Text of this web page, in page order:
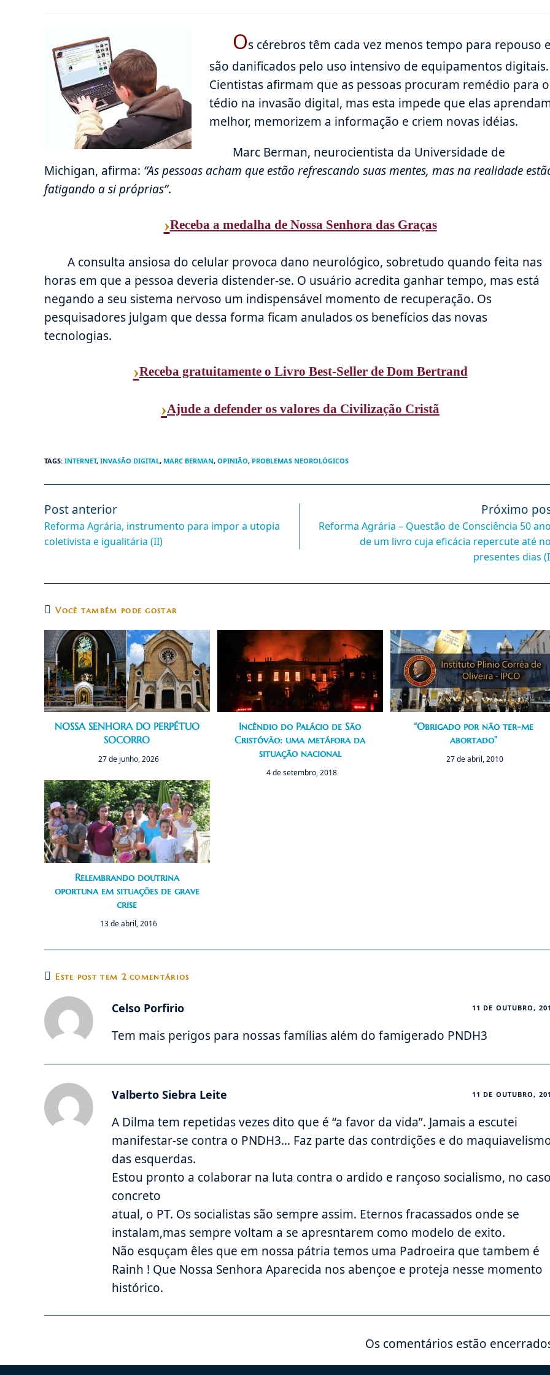
Os cérebros têm cada vez menos tempo para repouso
são danificados pelo uso intensivo de equipamentos digitais.
Cientistas afirmam que as pessoas procuram remédio para o
tédio na invasão digital, mas esta impede que elas
melhor, memorizem a informação e criem novas idéias.
Marc Berman, neurocientista da Universidade de
Michigan, afirma: “As pessoas acham que estão refrescando suas mentes, mas na realidade
fatigando a si próprias”.
›Receba a medalha de Nossa Senhora das Graças
A consulta ansiosa do celular provoca dano neurológico, sobretudo quando feita nas
horas em que a pessoa deveria distender-se. O usuário acredita ganhar tempo, mas está
negando a seu sistema nervoso um indispensável momento de recuperação. Os
pesquisadores julgam que dessa forma ficam anulados os benefícios das novas
tecnologias.
›Receba gratuitamente o Livro Best-Seller de Dom Bertrand
›Ajude a defender os valores da Civilização Cristã
TAGS: INTERNET, INVASÃO DIGITAL, MARC BERMAN, OPINIÃO, PROBLEMAS NEOROLÓGICOS
Leia
artigos
Post anterior
Reforma Agrária, instrumento para impor a utopia
coletivista e igualitária (II)
Próximo
Reforma Agrária – Questão de Consciência 50
de um livro cuja eficácia repercute até
presentes dias
Você também pode gostar
NOSSA SENHORA DO PERPÉTUO
SOCORRO
27 de junho, 2026
Incêndio do Palácio de São
Cristóvão: uma metáfora da
situação nacional
4 de setembro, 2018
“Obrigado por não ter-me
abortado”
27 de abril, 2010
Relembrando doutrina
oportuna em situações de grave
crise
13 de abril, 2016
Este post tem 2 comentários
Celso Porfirio 11 DE OUTUBRO,
Tem mais perigos para nossas famílias além do famigerado PNDH3
Valberto Siebra Leite 11 DE OUTUBRO,
A Dilma tem repetidas vezes dito que é “a favor da vida”. Jamais a escutei
manifestar-se contra o PNDH3… Faz parte das contrdições e do
das esquerdas.
Estou pronto a colaborar na luta contra o ardido e rançoso socialismo, no
concreto
atual, o PT. Os socialistas são sempre assim. Eternos fracassados onde se
instalam,mas sempre voltam a se apresntarem como modelo de exito.
Não esquçam êles que em nossa pátria temos uma Padroeira que tambem é
Rainh ! Que Nossa Senhora Aparecida nos abençoe e proteja nesse momento
histórico.
Os comentários estão